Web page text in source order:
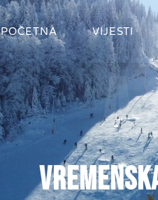
POČETNA VIJESTI